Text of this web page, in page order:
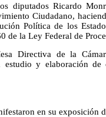
diputados Ricardo
Ciudadano,
Política de los
de la Ley Federal de
Directiva de la
y elaboración de
en su exposición